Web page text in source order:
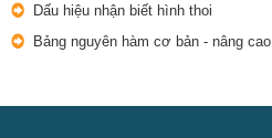
Dấu hiệu nhận biết hình thoi
Bảng nguyên hàm cơ bản - nâng cao